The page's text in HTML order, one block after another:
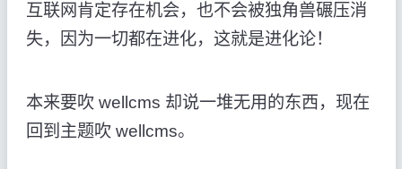
互联网肯定存在机会，也不会被独角兽碾压消
失，因为一切都在进化，这就是进化论！
本来要吹 wellcms 却说一堆无用的东西，现在
回到主题吹 wellcms。